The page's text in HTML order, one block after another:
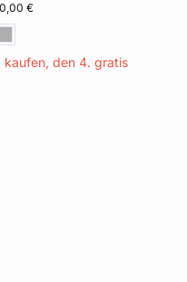
€
kaufen, den 4. gratis